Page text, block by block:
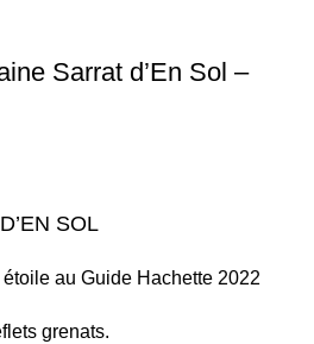
Sarrat d’En Sol –
SOL
au Guide Hachette 2022
grenats.